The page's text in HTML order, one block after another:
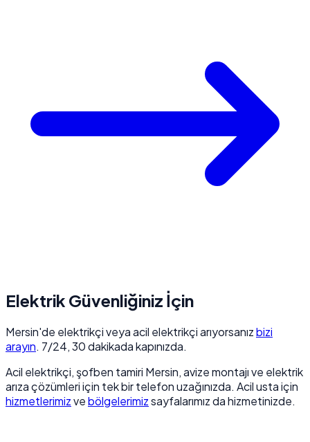
Elektrik Güvenliğiniz İçin
Mersin'de elektrikçi veya acil elektrikçi arıyorsanızbizi
arayın. 7/24, 30 dakikada kapınızda.
Acil elektrikçi, şofben tamiri Mersin, avize montajı ve elektrik
arıza çözümleri için tek bir telefon uzağınızda. Acil usta için
hizmetlerimizvebölgelerimizsayfalarımız da hizmetinizde.